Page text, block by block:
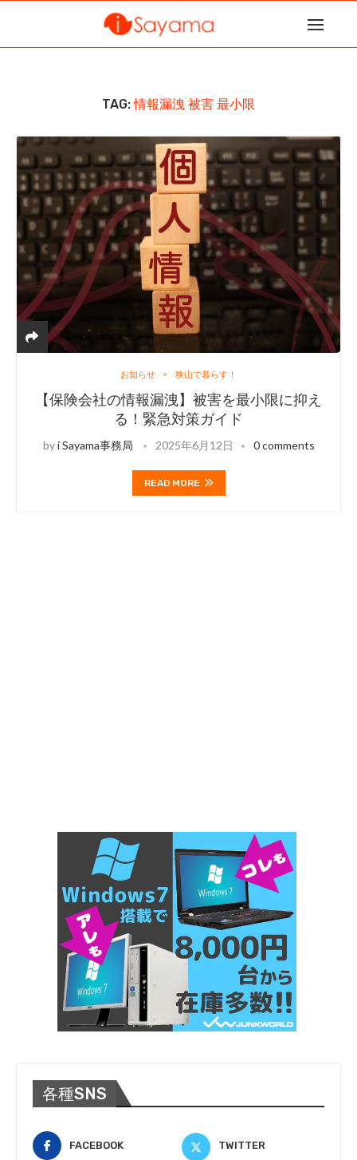
TAG:情報漏洩 被害 最小限
お知らせ 狭山で暮らす！
【保険会社の情報漏洩】被害を最小限に抑え
る！緊急対策ガイド
byi Sayama事務局 2025年6月12日 0 comments
READ MORE
各種SNS
FACEBOOK TWITTER